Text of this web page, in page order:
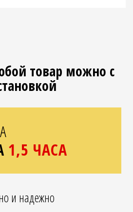
товар можно с
1,5 ЧАСА
и надежно